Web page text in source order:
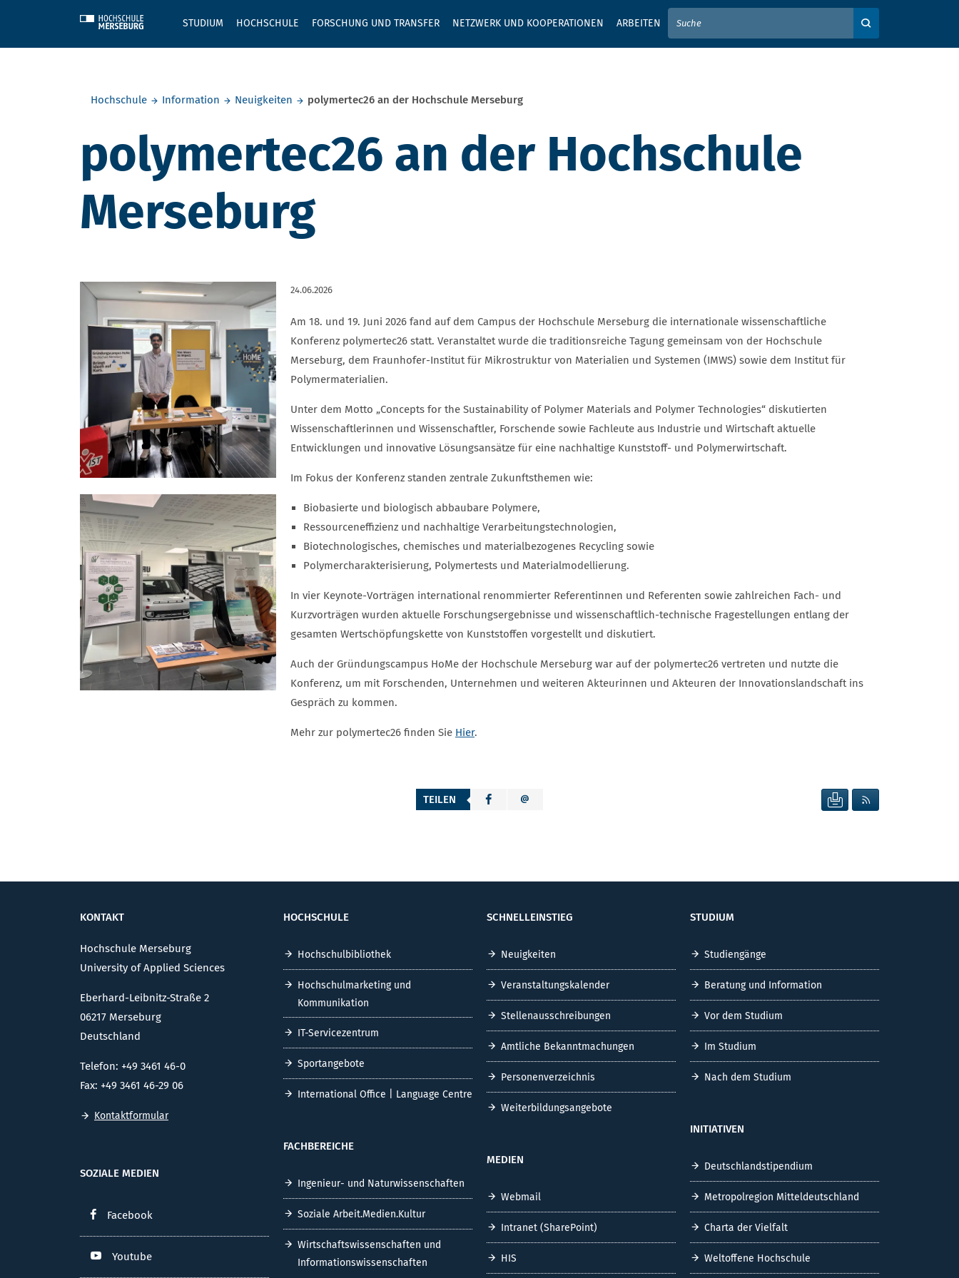
STUDIUM HOCHSCHULE FORSCHUNG UND TRANSFER NETZWERK UND KOOPERATIONEN ARBEITEN
GEBEN SIE HIER IHREN SUCHBEGRIFF EIN
Hochschule
Information Neuigkeiten polymertec26 an der Hochschule Merseburg
polymertec26 an der Hochschule
Merseburg
24.06.2026
Am 18. und 19. Juni 2026 fand auf dem Campus der Hochschule Merseburg die internationale wissenschaftliche
Konferenz polymertec26 statt. Veranstaltet wurde die traditionsreiche Tagung gemeinsam von der Hochschule
Merseburg, dem Fraunhofer-Institut für Mikrostruktur von Materialien und Systemen (IMWS) sowie dem Institut für
Polymermaterialien.
Unter dem Motto „Concepts for the Sustainability of Polymer Materials and Polymer Technologies“ diskutierten
Wissenschaftlerinnen und Wissenschaftler, Forschende sowie Fachleute aus Industrie und Wirtschaft aktuelle
Entwicklungen und innovative Lösungsansätze für eine nachhaltige Kunststoff- und Polymerwirtschaft.
Im Fokus der Konferenz standen zentrale Zukunftsthemen wie:
Biobasierte und biologisch abbaubare Polymere,
Ressourceneffizienz und nachhaltige Verarbeitungstechnologien,
Biotechnologisches, chemisches und materialbezogenes Recycling sowie
Polymercharakterisierung, Polymertests und Materialmodellierung.
In vier Keynote-Vorträgen international renommierter Referentinnen und Referenten sowie zahlreichen Fach- und
Kurzvorträgen wurden aktuelle Forschungsergebnisse und wissenschaftlich-technische Fragestellungen entlang der
gesamten Wertschöpfungskette von Kunststoffen vorgestellt und diskutiert.
Auch der Gründungscampus HoMe der Hochschule Merseburg war auf der polymertec26 vertreten und nutzte die
Konferenz, um mit Forschenden, Unternehmen und weiteren Akteurinnen und Akteuren der Innovationslandschaft ins
Gespräch zu kommen.
Mehr zur polymertec26 finden Sie Hier.
TEILEN SEITE DRUCKEN
KONTAKT
Hochschule Merseburg
University of Applied Sciences
Eberhard-Leibnitz-Straße 2
06217 Merseburg
Deutschland
Telefon: +49 3461 46-0
Fax: +49 3461 46-29 06
Kontaktformular
SOZIALE MEDIEN
Facebook
Youtube
HOCHSCHULE
Hochschulbibliothek
Hochschulmarketing und
Kommunikation
IT-Servicezentrum
Sportangebote
International Office | Language Centre
FACHBEREICHE
Ingenieur- und Naturwissenschaften
Soziale Arbeit.Medien.Kultur
Wirtschaftswissenschaften und
Informationswissenschaften
SCHNELLEINSTIEG
Neuigkeiten
Veranstaltungskalender
Stellenausschreibungen
Amtliche Bekanntmachungen
Personenverzeichnis
Weiterbildungsangebote
MEDIEN
Webmail
Intranet (SharePoint)
HIS
STUDIUM
Studiengänge
Beratung und Information
Vor dem Studium
Im Studium
Nach dem Studium
INITIATIVEN
Deutschlandstipendium
Metropolregion Mitteldeutschland
Charta der Vielfalt
Weltoffene Hochschule